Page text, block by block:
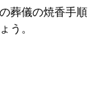
葬儀の焼香手順
う。